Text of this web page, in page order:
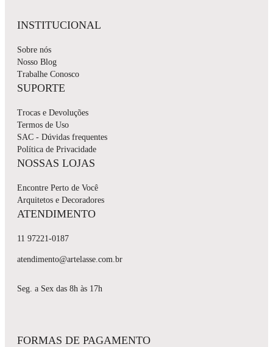
INSTITUCIONAL
Sobre nós
Nosso Blog
Trabalhe Conosco
SUPORTE
Trocas e Devoluções
Termos de Uso
SAC - Dúvidas frequentes
Política de Privacidade
NOSSAS LOJAS
Encontre Perto de Você
Arquitetos e Decoradores
ATENDIMENTO
11 97221-0187
atendimento@artelasse.com.br
Seg. a Sex das 8h às 17h
FORMAS DE PAGAMENTO